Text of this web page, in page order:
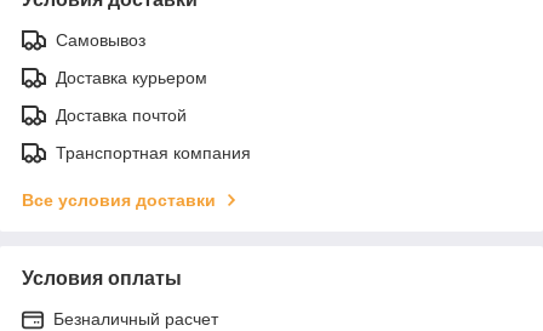
Самовывоз
Доставка курьером
Доставка почтой
Транспортная компания
Все условия доставки
Условия оплаты
Безналичный расчет